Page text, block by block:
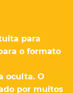
para
o formato
oculta. O
por muitos